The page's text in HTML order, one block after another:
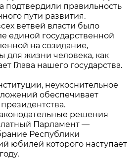
подтвердили правильность
пути развития.
ветвей власти было
единой государственной
на созидание,
для жизни человека, как
Глава нашего государства.
неукоснительное
обеспечивает
решения
Парламент —
Республики
юбилей которого наступает
.